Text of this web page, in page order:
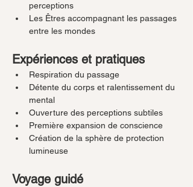
perceptions
Les Êtres accompagnant les passages
entre les mondes
Expériences et pratiques
Respiration du passage
Détente du corps et ralentissement du
mental
Ouverture des perceptions subtiles
Première expansion de conscience
Création de la sphère de protection
lumineuse
Voyage guidé